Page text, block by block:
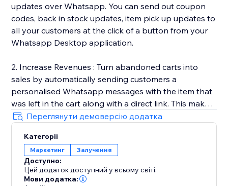
updates over Whatsapp. You can send out coupon
codes, back in stock updates, item pick up updates to
all your customers at the click of a button from your
Whatsapp Desktop application.
2. Increase Revenues : Turn abandoned carts into
sales by automatically sending customers a
personalised Whatsapp messages with the item that
was left in the cart along with a direct link. This makes
it easy for customers to go back and complete the
purchase.
3. Automated Transactional Updates : We send out
order & shipping updates to all your customers once
they successfully place an order on the site.
Переглянути демоверсію додатка
Категорії
Маркетинг Залучення
Доступно:
Цей додаток доступний у всьому світі.
Мови додатка: